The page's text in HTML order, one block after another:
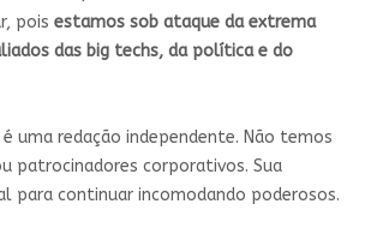
pois estamos sob ataque da extrema
das big techs, da política e do
uma redação independente. Não temos
patrocinadores corporativos. Sua
para continuar incomodando poderosos.